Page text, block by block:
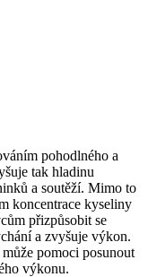
pohodlného a
tak hladinu
a soutěží. Mimo to
koncentrace kyseliny
přizpůsobit se
a zvyšuje výkon.
pomoci posunout
výkonu.